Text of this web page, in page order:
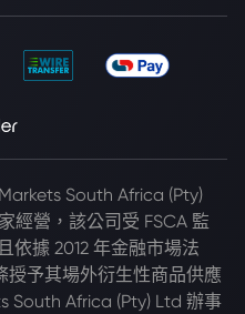
South Africa (Pty)
經營，該公司受 FSCA 監
依據 2012 年金融市場法
授予其場外衍生性商品供應
South Africa (Pty) Ltd 辦事